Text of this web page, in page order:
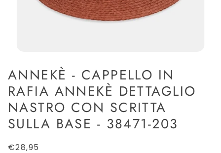
ANNEKÈ - CAPPELLO IN
RAFIA ANNEKÈ DETTAGLIO
NASTRO CON SCRITTA
SULLA BASE - 38471-203
€28,95